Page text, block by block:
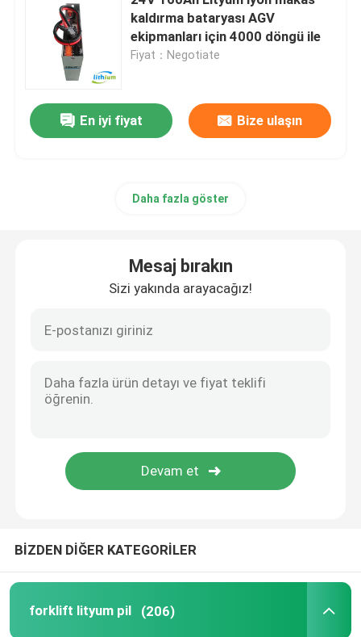
Elektrikli İstifleyici Pil
48V lityum golf arabası pil
Makaslı Kaldırma Aküsü
kaldırma bataryası AGV
ekipmanları için 4000 döngü ile
Fiyat：Negotiate
En iyi fiyat Bize ulaşın
Daha fazla göster
Mesaj bırakın
Sizi yakında arayacağız!
BİZDEN DİĞER KATEGORİLER
forklift lityum pil (206)